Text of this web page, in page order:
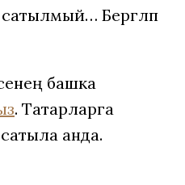
Бергәләп
башка
. Татарларга
анда.